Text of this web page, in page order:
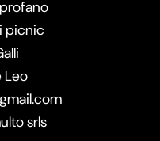
picnic
Leo
srls